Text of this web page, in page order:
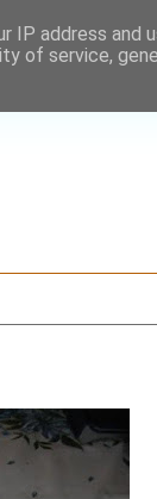
IP address and
of service,